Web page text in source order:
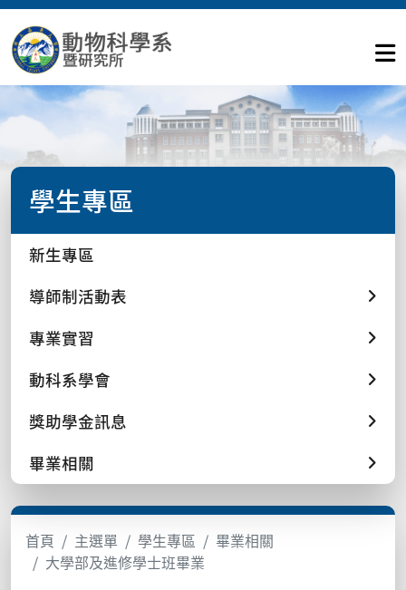
學生專區
新生專區
導師制活動表
專業實習
動科系學會
獎助學金訊息
畢業相關
首頁 主選單 學生專區
畢業相關
大學部及進修學士班畢業